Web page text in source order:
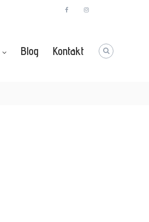
facebookinstagram
Blog Kontakt